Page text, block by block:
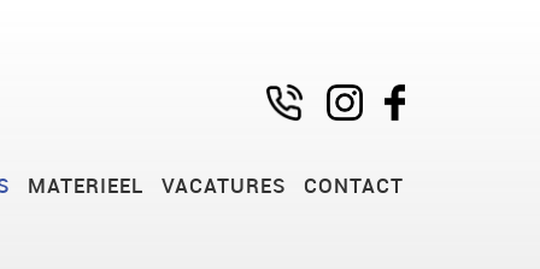
MATERIEEL VACATURES CONTACT